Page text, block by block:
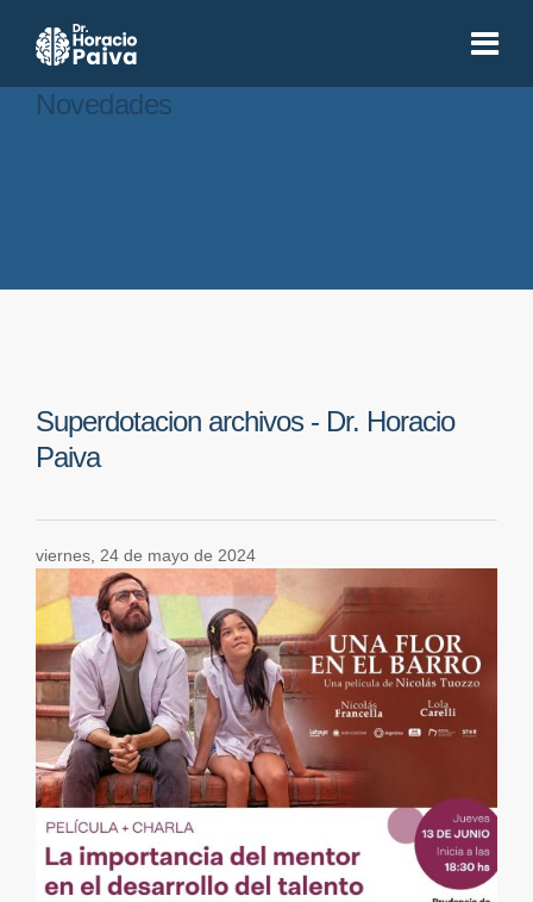
Novedades
Superdotacion archivos - Dr. Horacio
Paiva
viernes, 24 de mayo de 2024